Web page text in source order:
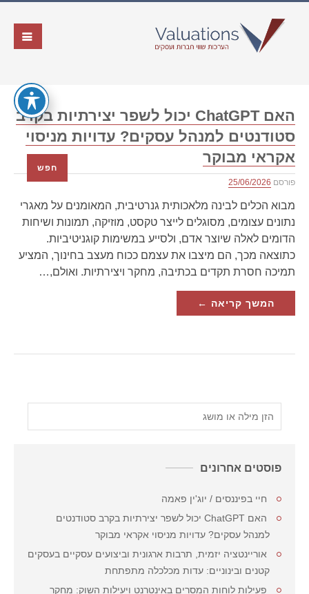
האם ChatGPT יכול לשפר יצירתיות בקרב
סטודנטים למנהל עסקים? עדויות מניסוי
אקראי מבוקר
פורסם 25/06/2026
מבוא הכלים לבינה מלאכותית גנרטיבית, המאומנים על מאגרי
נתונים עצומים, מסוגלים לייצר טקסט, מוזיקה, תמונות ושיחות
הדומים לאלה שיוצר אדם, ולסייע במשימות קוגניטיביות.
כתוצאה מכך, הם מיצבו את עצמם ככוח מעצב בחינוך, המציע
תמיכה חסרת תקדים בכתיבה, מחקר ויצירתיות. ואולם,…
המשך קריאה ←
חפש
פוסטים אחרונים
חיי בפיננסים / יוג'ין פאמה
האם ChatGPT יכול לשפר יצירתיות בקרב סטודנטים
למנהל עסקים? עדויות מניסוי אקראי מבוקר
אוריינטציה יזמית, תרבות ארגונית וביצועים עסקיים בעסקים
קטנים ובינוניים: עדות מכלכלה מתפתחת
פעילות לוחות המסרים באינטרנט ויעילות השוק: מחקר